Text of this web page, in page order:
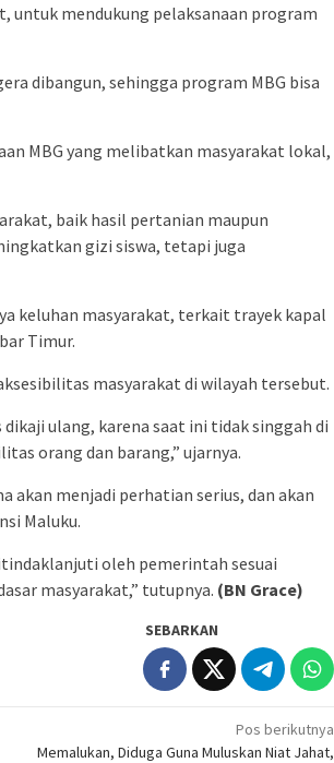
untuk mendukung pelaksanaan program
dibangun, sehingga program MBG bisa
MBG yang melibatkan masyarakat lokal,
baik hasil pertanian maupun
gizi siswa, tetapi juga
keluhan masyarakat, terkait trayek kapal
Timur.
masyarakat di wilayah tersebut.
ulang, karena saat ini tidak singgah di
orang dan barang,” ujarnya.
akan menjadi perhatian serius, dan akan
Maluku.
oleh pemerintah sesuai
masyarakat,” tutupnya. (BN Grace)
SEBARKAN
Pos berikutnya
Memalukan, Diduga Guna Muluskan Niat Jahat,